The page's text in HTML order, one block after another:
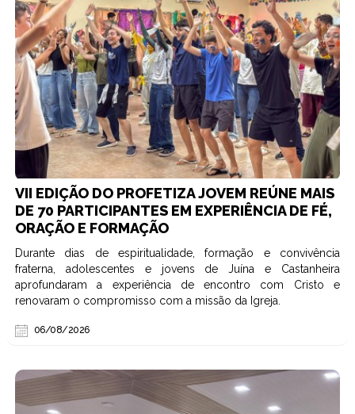
VII EDIÇÃO DO PROFETIZA JOVEM REÚNE MAIS
DE 70 PARTICIPANTES EM EXPERIÊNCIA DE FÉ,
ORAÇÃO E FORMAÇÃO
Durante dias de espiritualidade, formação e convivência
fraterna, adolescentes e jovens de Juína e Castanheira
aprofundaram a experiência de encontro com Cristo e
renovaram o compromisso com a missão da Igreja.
06/08/2026